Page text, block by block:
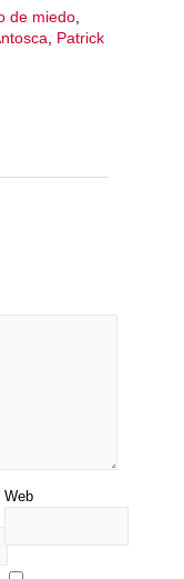
de miedo,
, Patrick
Web